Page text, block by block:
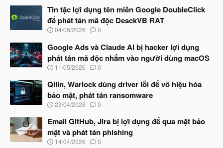
à
y
b
ắ
đ
ầ
u
Tin tặc lợi dụng tên miền Google DoubleClick
để phát tán mã độc DesckVB RAT
N
à
y
b
ắ
đ
ầ
u
04/06/2026 0
Google Ads và Claude AI bị hacker lợi dụng
phát tán mã độc nhắm vào người dùng macOS
N
à
y
b
ắ
đ
ầ
u
11/05/2026 0
Qilin, Warlock dùng driver lỗi để vô hiệu hóa
bảo mật, phát tán ransomware
N
à
b
ắ
23/04/2026 0
Email GitHub, Jira bị lợi dụng để qua mặt bảo
mật và phát tán phishing
N
14/04/2026 0